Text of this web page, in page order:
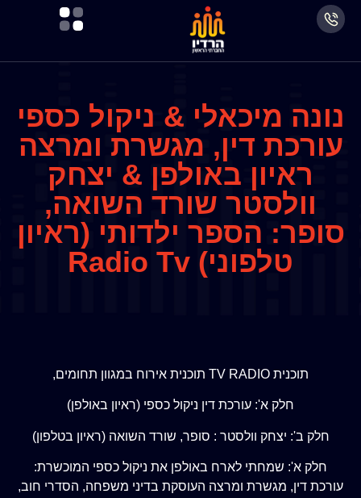
נונה מיכאלי & ניקול כספי
עורכת דין, מגשרת ומרצה
ראיון באולפן & יצחק
וולסטר שורד השואה,
סופר: הספר ילדותי (ראיון
טלפוני) Radio Tv
תוכנית TV RADIO תוכנית אירוח במגוון תחומים,
חלק א': עורכת דין ניקול כספי (ראיון באולפן)
חלק ב': יצחק וולסטר : סופר, שורד השואה (ראיון בטלפון)
חלק א': שמחתי לארח באולפן את ניקול כספי המוכשרת:
עורכת דין, מגשרת ומרצה העוסקת בדיני משפחה, הסדרי חוב,